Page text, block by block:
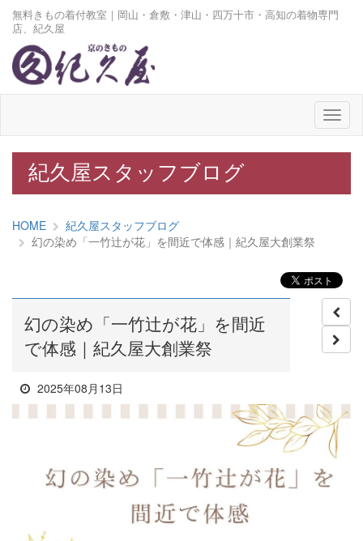
無料きもの着付教室｜岡山・倉敷・津山・四万十市・高知の着物専門
店、紀久屋
メ
ニ
ュ
紀久屋スタッフブログ
HOME
紀久屋スタッフブログ
幻の染め「一竹辻が花」を間近で体感｜紀久屋大創業祭
幻の染め「一竹辻が花」を間近
で体感｜紀久屋大創業祭
2025年08月13日